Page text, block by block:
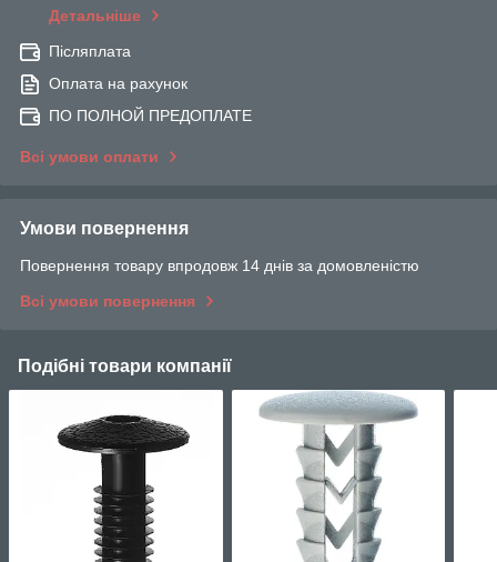
Детальніше
Післяплата
Оплата на рахунок
ПО ПОЛНОЙ ПРЕДОПЛАТЕ
Всі умови оплати
Умови повернення
Повернення товару впродовж 14 днів за домовленістю
Всі умови повернення
Подібні товари компанії